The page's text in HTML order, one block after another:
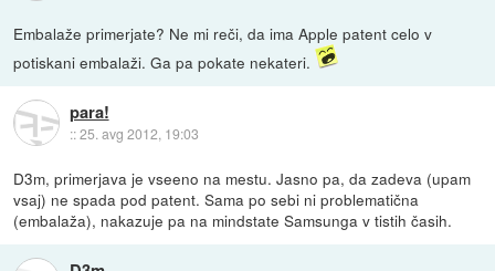
Embalaže primerjate? Ne mi reči, da ima Apple patent celo v
potiskani embalaži. Ga pa pokate nekateri.
para!
::25. avg 2012, 19:03
D3m, primerjava je vseeno na mestu. Jasno pa, da zadeva (upam
vsaj) ne spada pod patent. Sama po sebi ni problematična
(embalaža), nakazuje pa na mindstate Samsunga v tistih časih.